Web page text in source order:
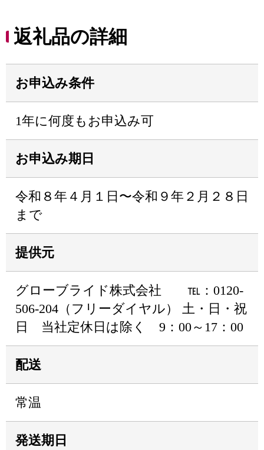
返礼品の詳細
お申込み条件
1年に何度もお申込み可
お申込み期日
令和８年４月１日〜令和９年２月２８日
まで
提供元
グローブライド株式会社 ℡：0120-
506-204（フリーダイヤル） 土・日・祝
日 当社定休日は除く 9：00～17：00
配送
常温
発送期日